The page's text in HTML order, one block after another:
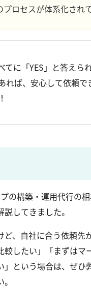
プロセスが体系化され
てに「YES」と答えら
れば、安心して依頼で
の構築・運用代行の
してきました。
ど、自社に合う依頼先
較したい」「まずはマ
」という場合は、ぜひ